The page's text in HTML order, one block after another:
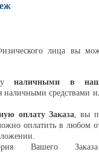
лица вы
наличными в
наличными
оплату Заказа , вы
оплатить в любом
Вашего